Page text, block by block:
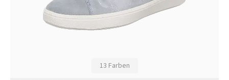
13 Farben